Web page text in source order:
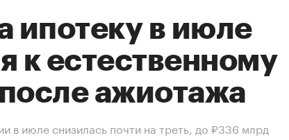
ипотеку в июле
к естественному
ажиотажа
в июле снизилась почти на треть, до ₽336 млрд